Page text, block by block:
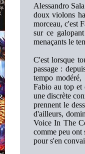
Alessandro
doux violons
morceau, c'est
sur ce
menaçants le
C'est lorsque
passage :
tempo
Fabio au top
une discrète
prennent le
d'ailleurs,
Voice In The
comme peu
pour s'en